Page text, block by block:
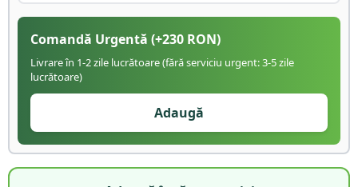
Comandă Urgentă (+230 RON)
Livrare în 1-2 zile lucrătoare (fără serviciu urgent: 3-5 zile
lucrătoare)
Adaugă